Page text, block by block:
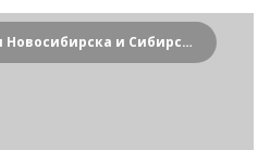
Криминальные новости Новосибирска и Сибирского региона